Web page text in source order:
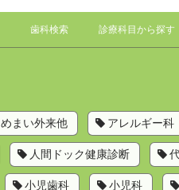
歯科検索 診療科目から探す
めまい外来他 アレルギー科
人間ドック健康診断
小児歯科 小児科